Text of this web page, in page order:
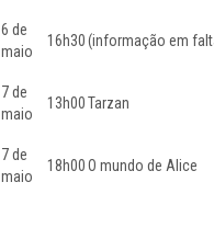
6 de
maio
16h30(informação em
7 de
maio
13h00Tarzan
7 de
maio
18h00O mundo de Alice